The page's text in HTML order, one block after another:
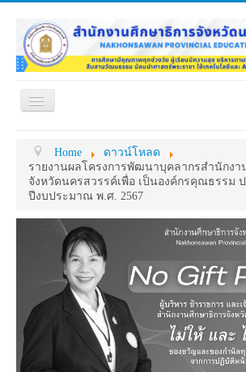
Toggle
หน่วยงานภายใน
MY
ดาวน์โหลด
กระดาน ถ
ข้อมูลการติดต่อ
Home
ดาวน์โหลด
รายงานผลโครงการพัฒนาบุคลากรสำนักงา
จังหวัดนครสวรรค์เพื่อ เป็นองค์กรคุณธรรม
ปีงบประมาณ พ.ศ. 2567